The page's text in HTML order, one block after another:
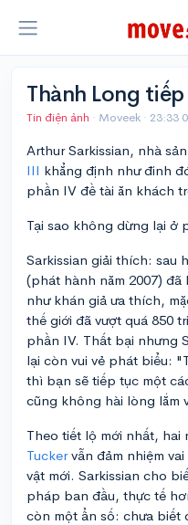
Thành Long
Tin điện ảnh · Moveek · 23:33
Arthur Sarkissian, nhà
III khẳng định như đinh
phần IV đề tài ăn khách
Tại sao không dừng lại ở
Sarkissian giải thích: sau
(phát hành năm 2007)
như khán giả ưa thích,
thế giới đã vượt quá 850
phần IV. Thất bại nhưng
lại còn vui vẻ phát biểu:
thì bạn sẽ tiếp tục một
cũng không hài lòng lắm
Theo tiết lộ mới nhất, hai
Tuckervẫn đảm nhiệm
vật mới. Sarkissian cho
pháp ban đầu, thực tế
còn một ẩn số: chưa biết